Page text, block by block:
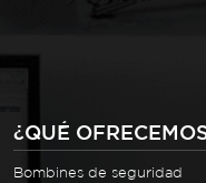
¿QUÉ
Bombines de seguridad